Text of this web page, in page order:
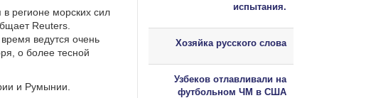
регионе морских сил
Reuters.
ведутся очень
о более тесной
и Румынии.
испытания.
Хозяйка русского слова
Узбеков отлавливали на
футбольном ЧМ в США